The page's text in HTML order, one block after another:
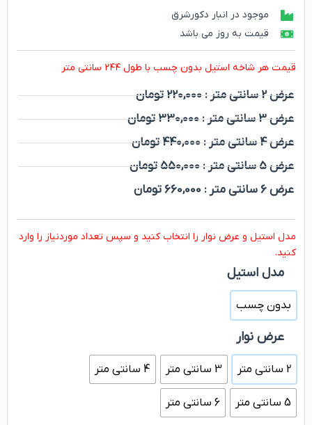
موجود در انبار دکورشرق
قیمت به روز می باشد
قیمت هر شاخه استیل بدون چسب با طول ۲۴۴ سانتی متر
عرض 2 سانتی متر : 220,000 تومان
عرض 3 سانتی متر : 330,000 تومان
عرض 4 سانتی متر : 440,000 تومان
عرض 5 سانتی متر : 550,000 تومان
عرض 6 سانتی متر : 660,000 تومان
مدل استیل و عرض نوار را انتخاب کنید و سپس تعداد موردنیاز را وارد
کنید.
مدل استیل
بدون چسب
عرض نوار
2 سانتی متر 3 سانتی متر 4 سانتی متر
5 سانتی متر 6 سانتی متر